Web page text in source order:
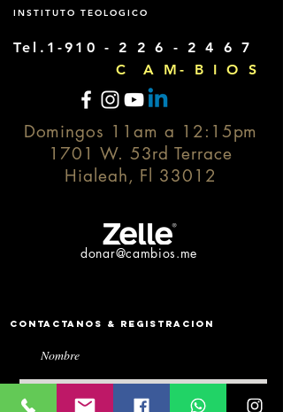
INSTITUTO TEOLOGICO
Tel.1-910 - 2 2 6 - 2 4 6 7
C A M- B I O S
Domingos 11am a 12:15pm
1701 W. 53rd Terrace
Hialeah, Fl 33012
donar@cambios.me
Contactanos & Registracion